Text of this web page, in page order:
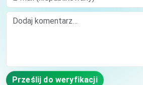
Comment
Prześlij do weryfikacji